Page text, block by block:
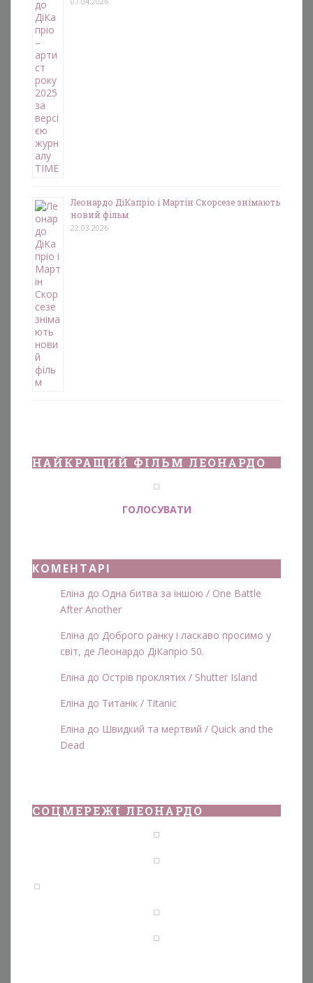
Леонардо ДіКапріо і Мартін Скорсезе знімають
новий фільм
22.03.2026
НАЙКРАЩИЙ ФІЛЬМ ЛЕОНАРДО
ГОЛОСУВАТИ
КОМЕНТАРІ
Еліна до Одна битва за іншою / One Battle
After Another
Еліна до Доброго ранку і ласкаво просимо у
світ, де Леонардо ДіКапріо 50.
Еліна до Острів проклятих / Shutter Island
Еліна до Титанік / Titanic
Еліна до Швидкий та мертвий / Quick and the
Dead
СОЦМЕРЕЖІ ЛЕОНАРДО